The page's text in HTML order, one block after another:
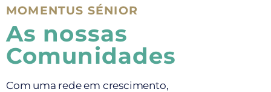
MOMENTUS SÉNIOR
As nossas
Comunidades
Com uma rede em crescimento,